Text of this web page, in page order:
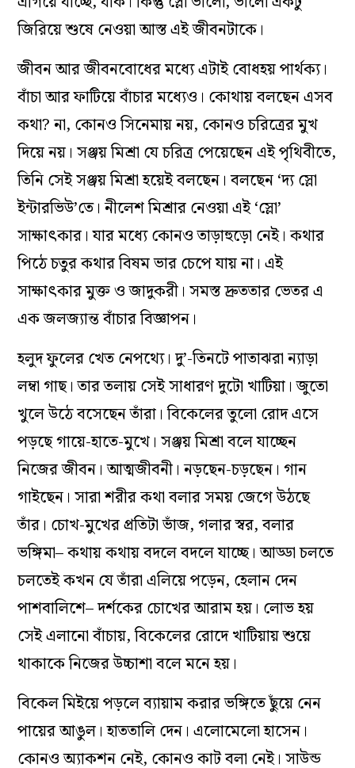
জিরিয়ে শুষে নেওয়া আস্ত এই জীবনটাকে।
জীবন আর জীবনবোধের মধ্যে এটাই বোধহয় পার্থক্য।
বাঁচা আর ফাটিয়ে বাঁচার মধ্যেও। কোথায় বলছেন এসব
কথা? না, কোনও সিনেমায় নয়, কোনও চরিত্রের মুখ
দিয়ে নয়। সঞ্জয় মিশ্রা যে চরিত্র পেয়েছেন এই পৃথিবীতে,
তিনি সেই সঞ্জয় মিশ্রা হয়েই বলছেন। বলছেন ‘দ‌্য স্লো
ইন্টারভিউ’তে। নীলেশ মিশ্রার নেওয়া এই ‘স্লো’
সাক্ষাৎকার। যার মধ্যে কোনও তাড়াহুড়ো নেই। কথার
পিঠে চতুর কথার বিষম ভার চেপে যায় না। এই
সাক্ষাৎকার মুক্ত ও জাদুকরী। সমস্ত দ্রুততার ভেতর এ
এক জলজ্যান্ত বাঁচার বিজ্ঞাপন।
হলুদ ফুলের খেত নেপথ্যে। দু’-তিনটে পাতাঝরা ন‌্যাড়া
লম্বা গাছ। তার তলায় সেই সাধারণ দুটো খাটিয়া। জুতো
খুলে উঠে বসেছেন তাঁরা। বিকেলের তুলো রোদ এসে
পড়ছে গায়ে-হাতে-মুখে। সঞ্জয় মিশ্রা বলে যাচ্ছেন
নিজের জীবন। আত্মজীবনী। নড়ছেন-চড়ছেন। গান
গাইছেন। সারা শরীর কথা বলার সময় জেগে উঠছে
তাঁর। চোখ-মুখের প্রতিটা ভাঁজ, গলার স্বর, বলার
ভঙ্গিমা– কথায় কথায় বদলে বদলে যাচ্ছে। আড্ডা চলতে
চলতেই কখন যে তাঁরা এলিয়ে পড়েন, হেলান দেন
পাশবালিশে– দর্শকের চোখের আরাম হয়। লোভ হয়
সেই এলানো বাঁচায়, বিকেলের রোদে খাটিয়ায় শুয়ে
থাকাকে নিজের উচ্চাশা বলে মনে হয়।
বিকেল মিইয়ে পড়লে ব‌্যায়াম করার ভঙ্গিতে ছুঁয়ে নেন
পায়ের আঙুল। হাততালি দেন। এলোমেলো হাসেন।
কোনও অ্যাকশন নেই, কোনও কাট বলা নেই। সাউন্ড